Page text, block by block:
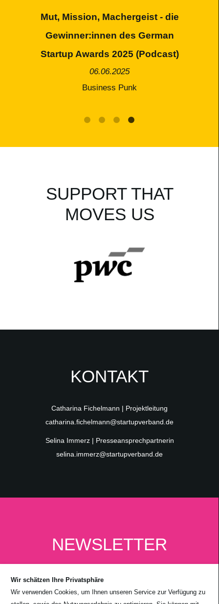
Awards zeichnen Vorreiter aus |
Merz: Startups sichern deutsche
Wettbewerbsfähigkeit
22.06.2026
ntv
SUPPORT THAT
MOVES US
KONTAKT
Catharina Fichelmann | Projektleitung
catharina.fichelmann@startupverband.de
Selina Immerz | Presseansprechpartnerin
selina.immerz@startupverband.de
NEWSLETTER
Wir schätzen Ihre Privatsphäre
Wir verwenden Cookies, um Ihnen unseren Service zur Verfügung zu